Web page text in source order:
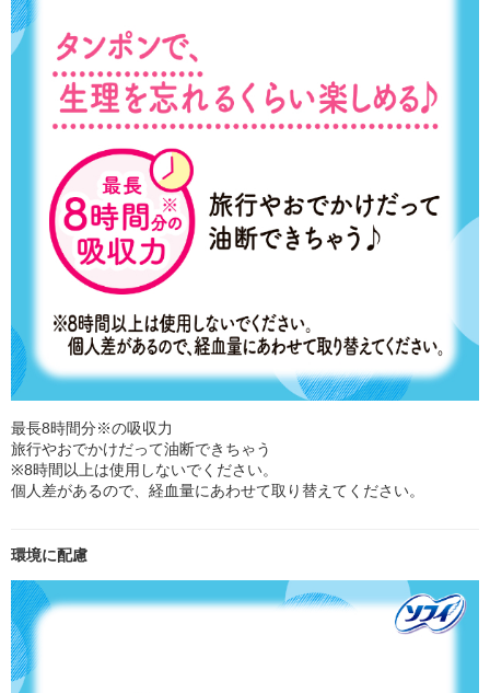
最長8時間分※の吸収力
旅行やおでかけだって油断できちゃう
※8時間以上は使用しないでください。
個人差があるので、経血量にあわせて取り替えてください。
環境に配慮